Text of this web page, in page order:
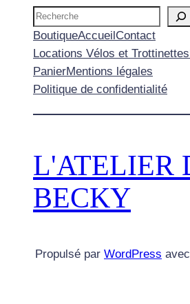
Recherche
BoutiqueAccueilContact
Locations Vélos et Trottinettes
PanierMentions légales
Politique de confidentialité
L'ATELIER
BECKY
Propulsé par WordPress avec